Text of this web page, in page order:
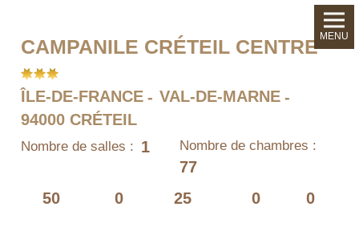
CAMPANILE CRÉTEIL CENTRE
ÎLE-DE-FRANCE
VAL-DE-MARNE
94000 CRÉTEIL
Nombre de salles : 1 Nombre de chambres :
77
50
0 25 0 0
MENU